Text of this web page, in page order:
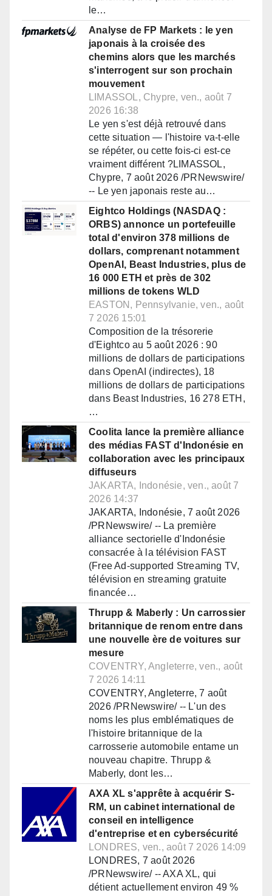
le…
Analyse de FP Markets : le yen
japonais à la croisée des
chemins alors que les marchés
s'interrogent sur son prochain
mouvement
LIMASSOL, Chypre, ven., août 7
2026 16:38
Le yen s'est déjà retrouvé dans
cette situation — l'histoire va-t-elle
se répéter, ou cette fois-ci est-ce
vraiment différent ?LIMASSOL,
Chypre, 7 août 2026 /PRNewswire/
-- Le yen japonais reste au…
Eightco Holdings (NASDAQ :
ORBS) annonce un portefeuille
total d'environ 378 millions de
dollars, comprenant notamment
OpenAI, Beast Industries, plus de
16 000 ETH et près de 302
millions de tokens WLD
EASTON, Pennsylvanie, ven., août
7 2026 15:01
Composition de la trésorerie
d'Eightco au 5 août 2026 : 90
millions de dollars de participations
dans OpenAI (indirectes), 18
millions de dollars de participations
dans Beast Industries, 16 278 ETH,
…
Coolita lance la première alliance
des médias FAST d'Indonésie en
collaboration avec les principaux
diffuseurs
JAKARTA, Indonésie, ven., août 7
2026 14:37
JAKARTA, Indonésie, 7 août 2026
/PRNewswire/ -- La première
alliance sectorielle d'Indonésie
consacrée à la télévision FAST
(Free Ad-supported Streaming TV,
télévision en streaming gratuite
financée…
Thrupp & Maberly : Un carrossier
britannique de renom entre dans
une nouvelle ère de voitures sur
mesure
COVENTRY, Angleterre, ven., août
7 2026 14:11
COVENTRY, Angleterre, 7 août
2026 /PRNewswire/ -- L'un des
noms les plus emblématiques de
l'histoire britannique de la
carrosserie automobile entame un
nouveau chapitre. Thrupp &
Maberly, dont les…
AXA XL s'apprête à acquérir S-
RM, un cabinet international de
conseil en intelligence
d'entreprise et en cybersécurité
LONDRES, ven., août 7 2026 14:09
LONDRES, 7 août 2026
/PRNewswire/ -- AXA XL, qui
détient actuellement environ 49 %